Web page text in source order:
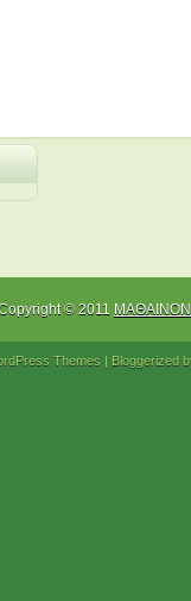
© 2011
Themes | Bloggerized